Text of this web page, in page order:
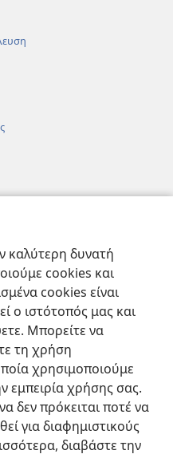
καλύτερη δυνατή
cookies και
cookies είναι
ο ιστότοπός μας και
Μπορείτε να
τη χρήση
χρησιμοποιούμε
εμπειρία χρήσης σας.
δεν πρόκειται ποτέ να
για διαφημιστικούς
διαβάστε την
και ΜΜΕ
Σκοπιάς™